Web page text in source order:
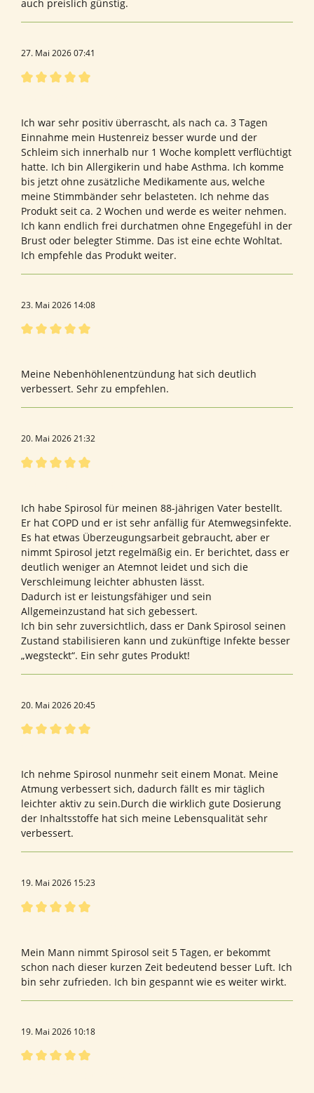
auch preislich günstig.
27. Mai 2026 07:41
Ich war sehr positiv überrascht, als nach ca. 3 Tagen
Einnahme mein Hustenreiz besser wurde und der
Schleim sich innerhalb nur 1 Woche komplett verflüchtigt
hatte. Ich bin Allergikerin und habe Asthma. Ich komme
bis jetzt ohne zusätzliche Medikamente aus, welche
meine Stimmbänder sehr belasteten. Ich nehme das
Produkt seit ca. 2 Wochen und werde es weiter nehmen.
Ich kann endlich frei durchatmen ohne Engegefühl in der
Brust oder belegter Stimme. Das ist eine echte Wohltat.
Ich empfehle das Produkt weiter.
23. Mai 2026 14:08
Meine Nebenhöhlenentzündung hat sich deutlich
verbessert. Sehr zu empfehlen.
20. Mai 2026 21:32
Ich habe Spirosol für meinen 88-jährigen Vater bestellt.
Er hat COPD und er ist sehr anfällig für Atemwegsinfekte.
Es hat etwas Überzeugungsarbeit gebraucht, aber er
nimmt Spirosol jetzt regelmäßig ein. Er berichtet, dass er
deutlich weniger an Atemnot leidet und sich die
Verschleimung leichter abhusten lässt.
Dadurch ist er leistungsfähiger und sein
Allgemeinzustand hat sich gebessert.
Ich bin sehr zuversichtlich, dass er Dank Spirosol seinen
Zustand stabilisieren kann und zukünftige Infekte besser
„wegsteckt“. Ein sehr gutes Produkt!
20. Mai 2026 20:45
Ich nehme Spirosol nunmehr seit einem Monat. Meine
Atmung verbessert sich, dadurch fällt es mir täglich
leichter aktiv zu sein.Durch die wirklich gute Dosierung
der Inhaltsstoffe hat sich meine Lebensqualität sehr
verbessert.
19. Mai 2026 15:23
Mein Mann nimmt Spirosol seit 5 Tagen, er bekommt
schon nach dieser kurzen Zeit bedeutend besser Luft. Ich
bin sehr zufrieden. Ich bin gespannt wie es weiter wirkt.
19. Mai 2026 10:18